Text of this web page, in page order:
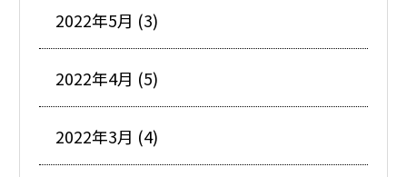
2022年5月 (3)
2022年4月 (5)
2022年3月 (4)